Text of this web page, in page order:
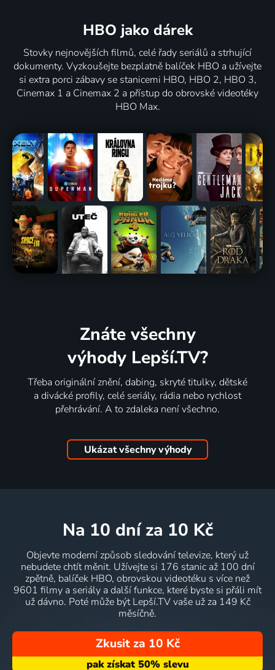
HBO jako dárek
Stovky nejnovějších filmů, celé řady seriálů a strhující
dokumenty. Vyzkoušejte bezplatně balíček HBO a užívejte
si extra porci zábavy se stanicemi HBO, HBO 2, HBO 3,
Cinemax 1 a Cinemax 2 a přístup do obrovské videotéky
HBO Max.
Znáte všechny
výhody Lepší.TV?
Třeba originální znění, dabing, skryté titulky, dětské
a divácké profily, celé seriály, rádia nebo rychlost
přehrávání. A to zdaleka není všechno.
Ukázat všechny výhody
na 10 dní za 10 Kč
Objevte moderní způsob sledování televize, který už
nebudete chtít měnit. Užívejte si 176 stanic až 100 dní
zpětně, balíček HBO, obrovskou videotéku s více než
9601 filmy a seriály a další funkce, které byste si přáli mít
už dávno. Poté může být Lepší.TV vaše už za 149 Kč
měsíčně.
Zkusit za 10 Kč